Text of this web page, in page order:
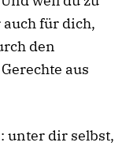
auch für dich,
den
aus
unter dir selbst,